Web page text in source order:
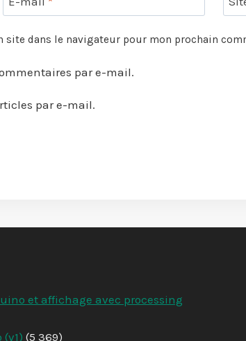
dans le navigateur pour mon prochain
par e-mail.
par e-mail.
et affichage avec processing
(5 369)